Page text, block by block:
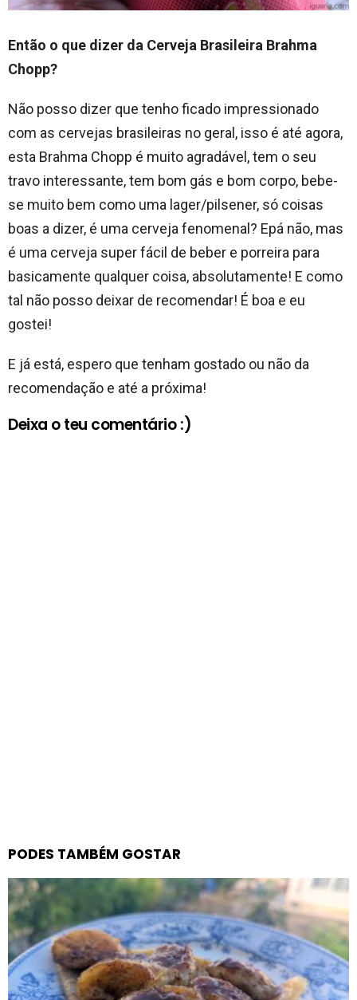
Então o que dizer da Cerveja Brasileira Brahma
Chopp?
Não posso dizer que tenho ficado impressionado
com as cervejas brasileiras no geral, isso é até agora,
esta Brahma Chopp é muito agradável, tem o seu
travo interessante, tem bom gás e bom corpo, bebe-
se muito bem como uma lager/pilsener, só coisas
boas a dizer, é uma cerveja fenomenal? Epá não, mas
é uma cerveja super fácil de beber e porreira para
basicamente qualquer coisa, absolutamente! E como
tal não posso deixar de recomendar! É boa e eu
gostei!
E já está, espero que tenham gostado ou não da
recomendação e até a próxima!
Deixa o teu comentário :)
PODES TAMBÉM GOSTAR